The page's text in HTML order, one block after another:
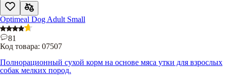
Optimeal Dog Adult Small
81
Код товара: 07507
Полнорационный сухой корм на основе мяса утки для взрослых
собак мелких пород.